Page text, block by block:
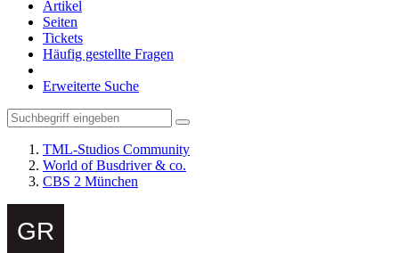
Artikel
Seiten
Tickets
Häufig gestellte Fragen
Erweiterte Suche
TML-Studios Community
World of Busdriver & co.
CBS 2 München